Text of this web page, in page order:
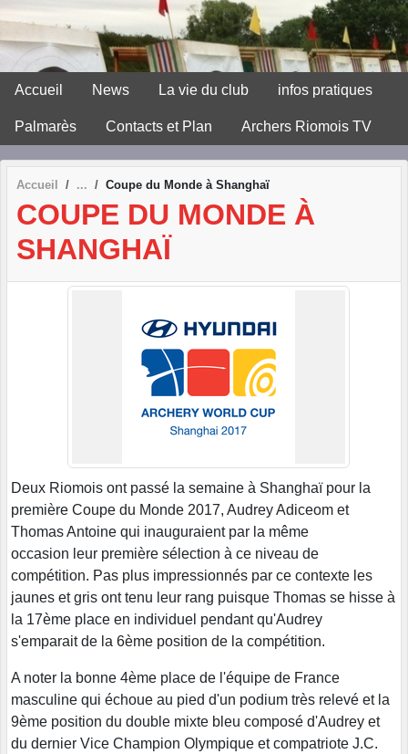
Accueil News La vie du club infos pratiques
Palmarès Contacts et Plan Archers Riomois TV
Accueil Coupe du Monde à Shanghaï
COUPE DU MONDE À
SHANGHAÏ
Deux Riomois ont passé la semaine à Shanghaï pour la
première Coupe du Monde 2017, Audrey Adiceom et
Thomas Antoine qui inauguraient par la même
occasion leur première sélection à ce niveau de
compétition. Pas plus impressionnés par ce contexte les
jaunes et gris ont tenu leur rang puisque Thomas se hisse à
la 17ème place en individuel pendant qu'Audrey
s'emparait de la 6ème position de la compétition.
A noter la bonne 4ème place de l'équipe de France
masculine qui échoue au pied d'un podium très relevé et la
9ème position du double mixte bleu composé d'Audrey et
du dernier Vice Champion Olympique et compatriote J.C.
Panneau de gestion des cookies